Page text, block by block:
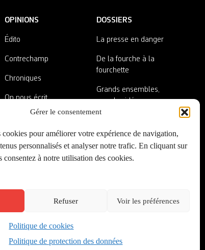
Gérer le consentement
pour améliorer votre expérience de navigation,
personnalisés et analyser notre trafic. En cliquant sur
consentez à notre utilisation des cookies.
Refuser Voir les préférences
Politique de cookies
Politique de protection des données
OPINIONS
Édito
Contrechamp
Chroniques
On nous écrit
A côté de la plaque
DOSSIERS
La presse en danger
De la fourche à la
fourchette
Grands ensembles,
grandes idées
Créé par